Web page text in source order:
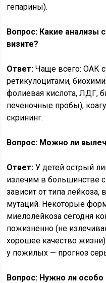
гепарины).
Вопрос: Какие анализы
визите?
Ответ: Чаще всего: ОАК
ретикулоцитами,
фолиевая кислота, ЛДГ,
печеночные пробы),
скрининг.
Вопрос: Можно ли
Ответ: У детей острый
излечим в большинстве
зависит от типа лейкоза,
мутаций. Некоторые
миелолейкоза сегодня
пожизненно (не
хорошее качество
у пожилых — прогноз
Вопрос: Нужно ли особо